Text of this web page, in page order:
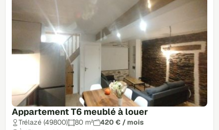
Appartement T6 meublé à louer
Trélazé (49800) 80 m²
420 € / mois